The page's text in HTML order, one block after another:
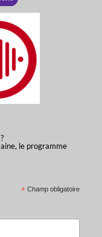
le programme
*Champ obligatoire